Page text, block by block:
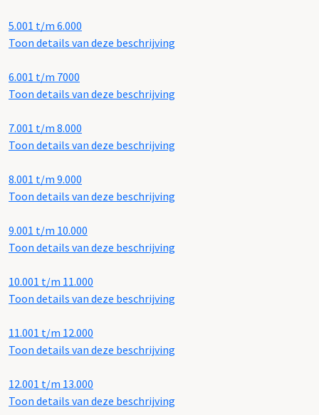
5.001 t/m 6.000
Toon details van deze beschrijving
6.001 t/m 7000
Toon details van deze beschrijving
7.001 t/m 8.000
Toon details van deze beschrijving
8.001 t/m 9.000
Toon details van deze beschrijving
9.001 t/m 10.000
Toon details van deze beschrijving
10.001 t/m 11.000
Toon details van deze beschrijving
11.001 t/m 12.000
Toon details van deze beschrijving
12.001 t/m 13.000
Toon details van deze beschrijving